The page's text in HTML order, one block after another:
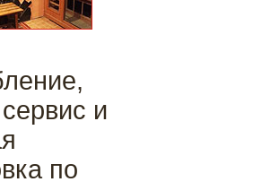
и
по